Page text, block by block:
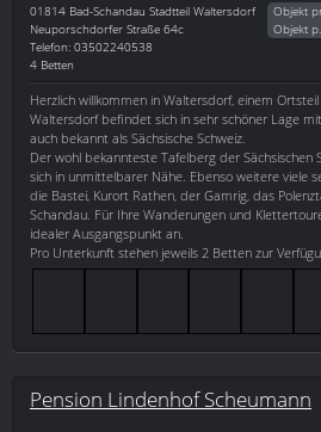
01814 Bad-Schandau Stadtteil Waltersdorf
Neuporschdorfer Straße 64c
Telefon: 03502240538
4 Betten
Objekt
Objekt
Herzlich willkommen in Waltersdorf, einem
Waltersdorf befindet sich in sehr schöner Lage
auch bekannt als Sächsische Schweiz.
Der wohl bekannteste Tafelberg der Sächsischen
sich in unmittelbarer Nähe. Ebenso weitere viele
die Bastei, Kurort Rathen, der Gamrig, das
Schandau. Für Ihre Wanderungen und
idealer Ausgangspunkt an.
Pro Unterkunft stehen jeweils 2 Betten zur
Pension Lindenhof Scheumann